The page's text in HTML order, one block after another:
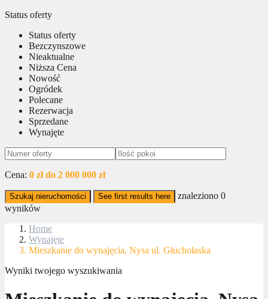
Status oferty
Status oferty
Bezczynszowe
Nieaktualne
Niższa Cena
Nowość
Ogródek
Polecane
Rezerwacja
Sprzedane
Wynajęte
Cena: 0 zł do 2 000 000 zł
Szukaj nieruchomości See first results here znaleziono 0
wyników
Home
Wynajęte
Mieszkanie do wynajęcia, Nysa ul. Głuchołaska
Wyniki twojego wyszukiwania